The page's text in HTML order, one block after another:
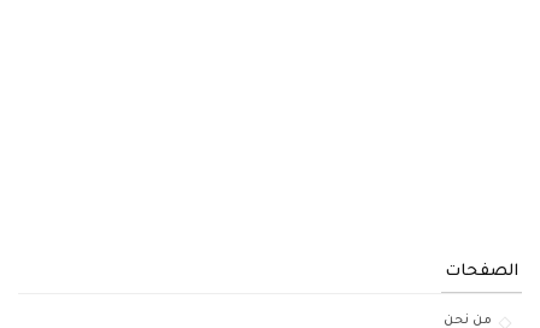
الصفحات
من نحن